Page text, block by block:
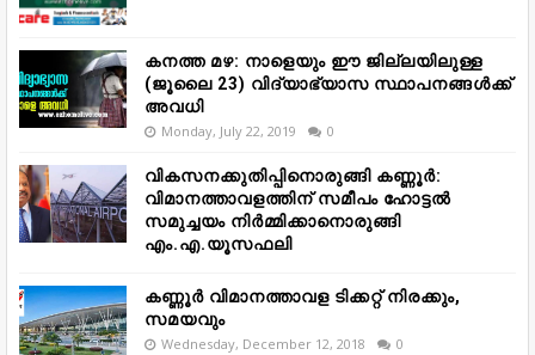
കനത്ത മഴ: നാളെയും ഈ ജില്ലയിലുള്ള
(ജൂലൈ 23) വിദ്യാഭ്യാസ സ്ഥാപനങ്ങൾക്ക്
അവധി
Monday, July 22, 2019 0
വികസനക്കുതിപ്പിനൊരുങ്ങി കണ്ണൂർ:
വിമാനത്താവളത്തിന് സമീപം ഹോട്ടൽ
സമുച്ചയം നിർമ്മിക്കാനൊരുങ്ങി
എം.എ.യൂസഫലി
കണ്ണൂർ വിമാനത്താവള ടിക്കറ്റ് നിരക്കും,
സമയവും
Wednesday, December 12, 2018 0